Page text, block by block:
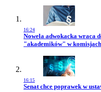
16:24
Przejdź do artykułu:
Nowela adwokacka wraca
"akademików" w
16:15
Przejdź do artykułu:
Senat chce poprawek w